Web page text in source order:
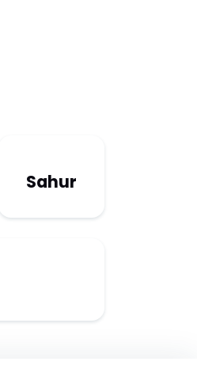
Sahur